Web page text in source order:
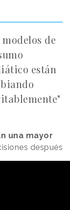
modelos de
están
una mayor
después